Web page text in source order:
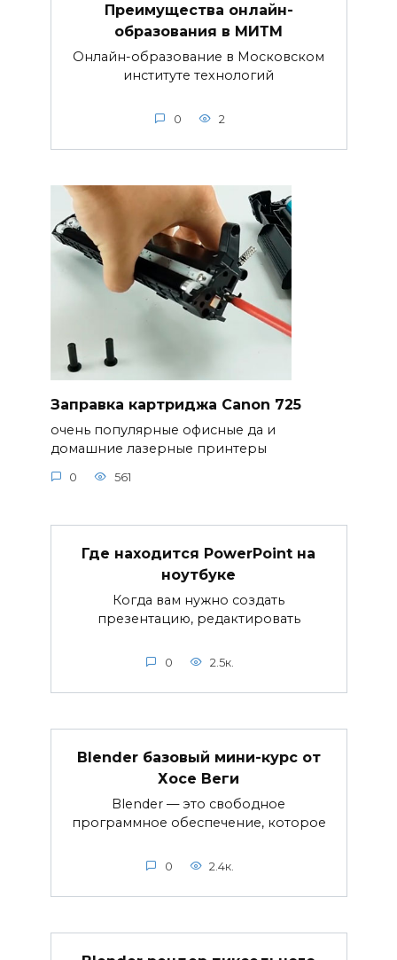
Преимущества онлайн-
образования в МИТМ
Онлайн-образование в Московском
институте технологий
0 2
Заправка картриджа Canon 725
очень популярные офисные да и
домашние лазерные принтеры
0 561
Где находится PowerPoint на
ноутбуке
Когда вам нужно создать
презентацию, редактировать
0 2.5к.
Blender базовый мини-курс от
Хосе Веги
Blender — это свободное
программное обеспечение, которое
0 2.4к.